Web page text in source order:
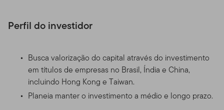
Perfil do investidor
Busca valorização do capital através do investimento
em títulos de empresas no Brasil, Índia e China,
incluindo Hong Kong e Taiwan.
Planeia manter o investimento a médio e longo prazo.